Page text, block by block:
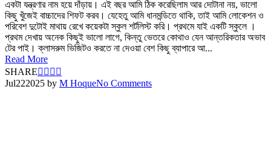
একটা যন্ত্রণার নাম হয়ে দাঁড়ায়। এই বছর আমি ঠিক করেছিলাম আর দোটানা নয়, ভালো
কিছু খুঁজেই বাচ্চাদের শিফট করব। যেহেতু আমি ধানমন্ডিতে থাকি, তাই আমি লোকেশন ও
পরিবেশ দুটোই মাথায় রেখে কয়েকটা স্কুল শর্টলিস্ট করি। প্রথমে যাই একটি স্কুলে ।
প্রথম দেখায় অনেক কিছুই ভালো লাগে, কিন্তু ভেতরে কোথাও যেন আন্তরিকতার অভাব
টের পাই। ক্লাসরুম ভিজিটও করতে না দেওয়া বেশ কিছু ব্যাপারে আ...
Read More
SHARE
Jul222025 by M HoqueNo Comments